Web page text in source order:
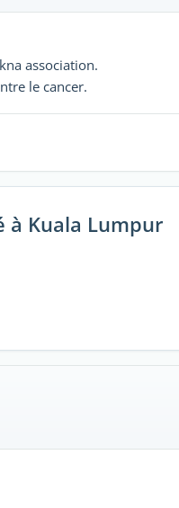
association.
le cancer.
à Kuala Lumpur